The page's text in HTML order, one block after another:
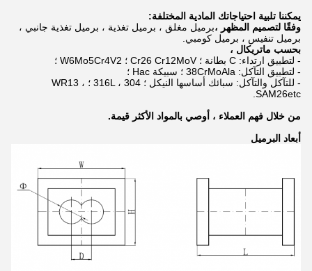
يمكننا تلبية احتياجاتك المادية المختلفة:
وفقًا لتصميم المظهر ،برميل مغلق ، برميل تغذية ، برميل تغذية جانبي ،
برميل تنفيس ، برميل كومبي.
بحسب ماتريكال ،
- لتطبيق ارتداء: C بطانة ؛ Cr26 Cr12MoV ؛ W6Mo5Cr4V2 ؛
- لتطبيق التآكل: 38CrMoAla ؛ سبيكة Hac ؛
- للتآكل والتآكل: سبائك أساسها النيكل ؛ 316L ، 304 ؛ WR13 ،
SAM26etc.
من خلال فهم العملاء ، أوصي بالمواد الأكثر قيمة.
أبعاد البرميل